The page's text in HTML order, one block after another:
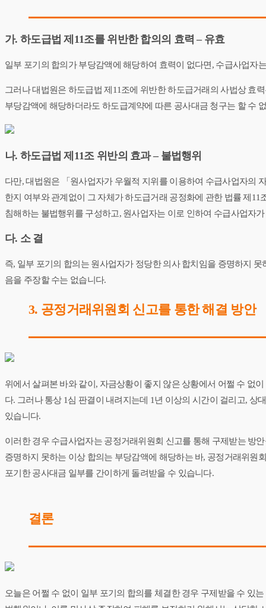
가. 하도급법 제11조를 위반한 합의의 효력 – 유효​
일부 포기의 합의가 부당감액에 해당하여 효력이 없다면, 수급사업자
그러나 대법원은 하도급법 제11조에 위반한 하도급거래의 사법상 효
부당감액에 해당하더라도 하도급계약에 따른 공사대금 청구는 할 수
나. 하도급법 제11조 위반의 효과 – 불법행위
다만, 대법원은 「원사업자가 우월적 지위를 이용하여 수급사업자의
한지 여부와 관계없이 그 자체가 하도급거래 공정화에 관한 법률 제
침해하는 불법행위를 구성하고, 원사업자는 이로 인하여 수급사업자
다. 소 결
즉, 일부 포기의 합의는 원사업자가 정당한 의사 합치임을 증명하지
음을 주장할 수는 없습니다.
3. 공정거래위원회 신고를 통한 해결 방안
위에서 살펴본 바와 같이, 자금상황이 좋지 않은 상황에서 어쩔 수 없
다. 그러나 통상 1심 판결이 내려지는데 1년 이상의 시간이 걸리고,
있습니다.
이러한 경우 수급사업자는 공정거래위원회 신고를 통해 구제받는 방
증명하지 못하는 이상 합의는 부당감액에 해당하는 바, 공정거래위원
포기한 공사대금 일부를 간이하게 돌려받을 수 있습니다.
결론
오늘은 어쩔 수 없이 일부 포기의 합의를 체결한 경우 구제받을 수 있